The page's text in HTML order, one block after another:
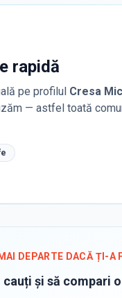
rapidă
pe profilul Cresa
— astfel toată
DEPARTE DACĂ ȚI-A
cauți și să compari